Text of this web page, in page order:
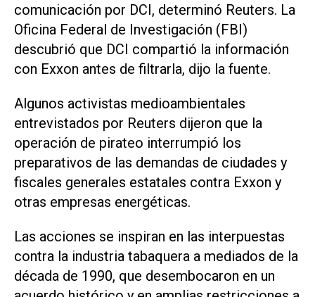
comunicación por DCI, determinó Reuters. La
Oficina Federal de Investigación (FBI)
descubrió que DCI compartió la información
con Exxon antes de filtrarla, dijo la fuente.
Algunos activistas medioambientales
entrevistados por Reuters dijeron que la
operación de pirateo interrumpió los
preparativos de las demandas de ciudades y
fiscales generales estatales contra Exxon y
otras empresas energéticas.
Las acciones se inspiran en las interpuestas
contra la industria tabaquera a mediados de la
década de 1990, que desembocaron en un